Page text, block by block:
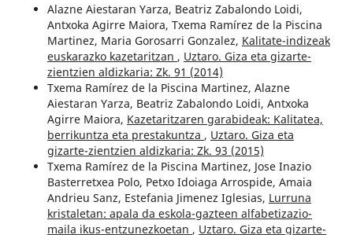
Alazne Aiestaran Yarza, Beatriz Zabalondo Loidi,
Antxoka Agirre Maiora, Txema Ramírez de la Piscina
Martinez, Maria Gorosarri Gonzalez, Kalitate-indizeak
euskarazko kazetaritzan , Uztaro. Giza eta gizarte-
zientzien aldizkaria: Zk. 91 (2014)
Txema Ramírez de la Piscina Martinez, Alazne
Aiestaran Yarza, Beatriz Zabalondo Loidi, Antxoka
Agirre Maiora, Kazetaritzaren garabideak: Kalitatea,
berrikuntza eta prestakuntza , Uztaro. Giza eta
gizarte-zientzien aldizkaria: Zk. 93 (2015)
Txema Ramírez de la Piscina Martinez, Jose Inazio
Basterretxea Polo, Petxo Idoiaga Arrospide, Amaia
Andrieu Sanz, Estefania Jimenez Iglesias, Lurruna
kristaletan: apala da eskola-gazteen alfabetizazio-
maila ikus-entzunezkoetan , Uztaro. Giza eta gizarte-